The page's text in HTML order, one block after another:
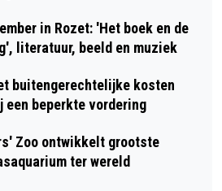
in Rozet: 'Het boek en de
literatuur, beeld en muziek
buitengerechtelijke kosten
een beperkte vordering
Zoo ontwikkelt grootste
ter wereld